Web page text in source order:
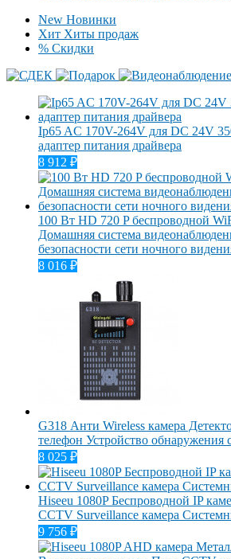
New Новинки
Хит Хиты продаж
% Скидки
Ip65 AC 170V-264V для DC 24V
адаптер питания драйвера
8 912 ₽
100 Вт HD 720 P беспроводной
Домашняя система
безопасности сети ночного
8 016 ₽
G318 Анти Wireless камера
телефон Устройство обнаружения
8 025 ₽
Hiseeu 1080P Беспроводной IP
CCTV Surveillance камера
9 756 ₽